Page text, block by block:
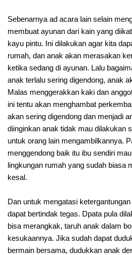
Sebenarnya ad acara lain selain
membuat ayunan dari kain yang
kayu pintu. Ini dilakukan agar kita
rumah, dan anak akan merasakan
ketika sedang di ayunan. Lalu
anak terlalu sering digendong, anak
Malas menggerakkan kaki dan
ini tentu akan menghambat
akan sering digendong dan menjadi
diinginkan anak tidak mau dilakukan
untuk orang lain mengambilkannya.
menggendong baik itu ibu sendiri
lingkungan rumah yang sudah biasa
kesal.
Dan untuk mengatasi
dapat bertindak tegas. Dpata pula
bisa merangkak, taruh anak dalam
kesukaannya. Jika sudah dapat
bermain bersama, dudukkan anak